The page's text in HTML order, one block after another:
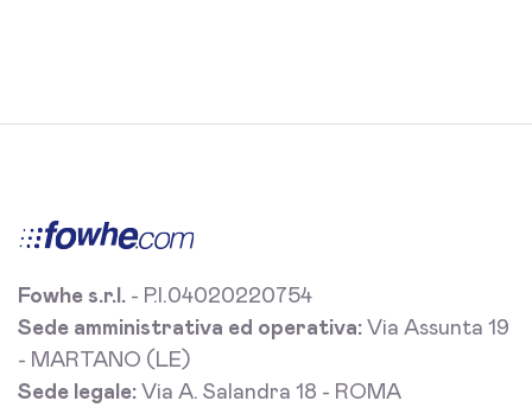
Fowhe s.r.l. - P.I.04020220754
Sede amministrativa ed operativa: Via Assunta 19
- MARTANO (LE)
Sede legale: Via A. Salandra 18 - ROMA